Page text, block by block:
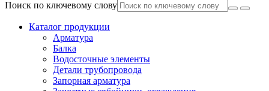
Поиск по ключевому слову
Каталог продукции
Арматура
Балка
Водосточные элементы
Детали трубопровода
Запорная арматура